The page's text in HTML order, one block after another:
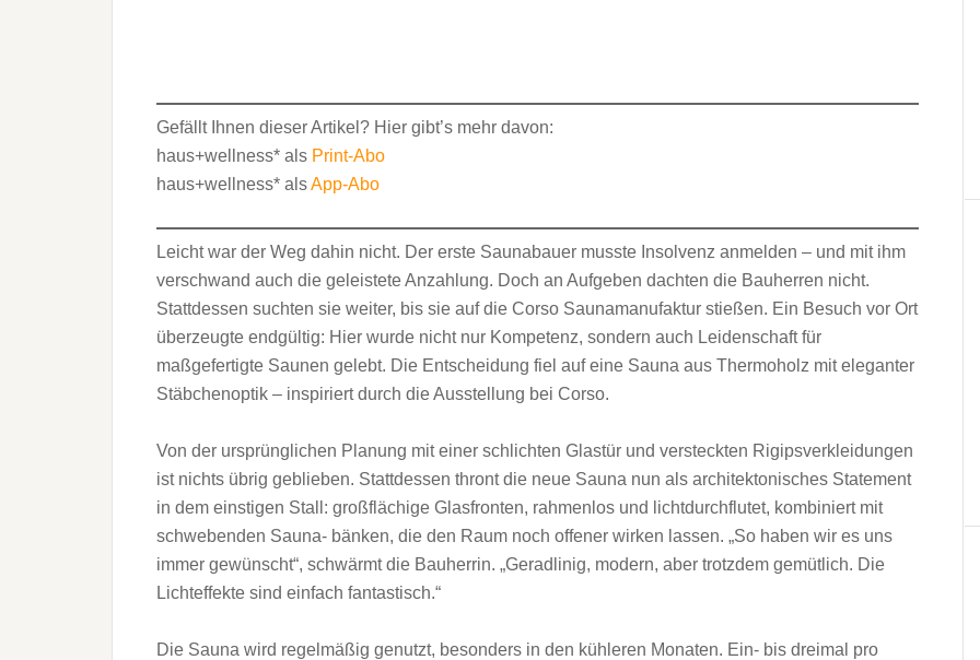
Gefällt Ihnen dieser Artikel? Hier gibt’s mehr davon:
haus+wellness* als Print-Abo
haus+wellness* alsApp-Abo
Leicht war der Weg dahin nicht. Der erste Saunabauer musste Insolvenz anmelden – und mit ihm
verschwand auch die geleistete Anzahlung. Doch an Aufgeben dachten die Bauherren nicht.
Stattdessen suchten sie weiter, bis sie auf die Corso Saunamanufaktur stießen. Ein Besuch vor Ort
überzeugte endgültig: Hier wurde nicht nur Kompetenz, sondern auch Leidenschaft für
maßgefertigte Saunen gelebt. Die Entscheidung fiel auf eine Sauna aus Thermoholz mit eleganter
Stäbchenoptik – inspiriert durch die Ausstellung bei Corso.
Von der ursprünglichen Planung mit einer schlichten Glastür und versteckten Rigipsverkleidungen
ist nichts übrig geblieben. Stattdessen thront die neue Sauna nun als architektonisches Statement
in dem einstigen Stall: großflächige Glasfronten, rahmenlos und lichtdurchflutet, kombiniert mit
schwebenden Sauna- bänken, die den Raum noch offener wirken lassen. „So haben wir es uns
immer gewünscht“, schwärmt die Bauherrin. „Geradlinig, modern, aber trotzdem gemütlich. Die
Lichteffekte sind einfach fantastisch.“
Die Sauna wird regelmäßig genutzt, besonders in den kühleren Monaten. Ein- bis dreimal pro